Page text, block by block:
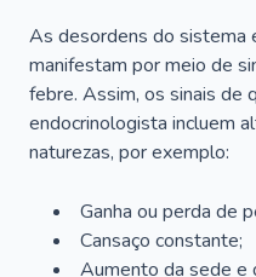
As desordens do sistema
manifestam por meio de
febre. Assim, os sinais de
endocrinologista incluem
naturezas, por exemplo:
Ganha ou perda de
Cansaço constante;
Aumento da sede e